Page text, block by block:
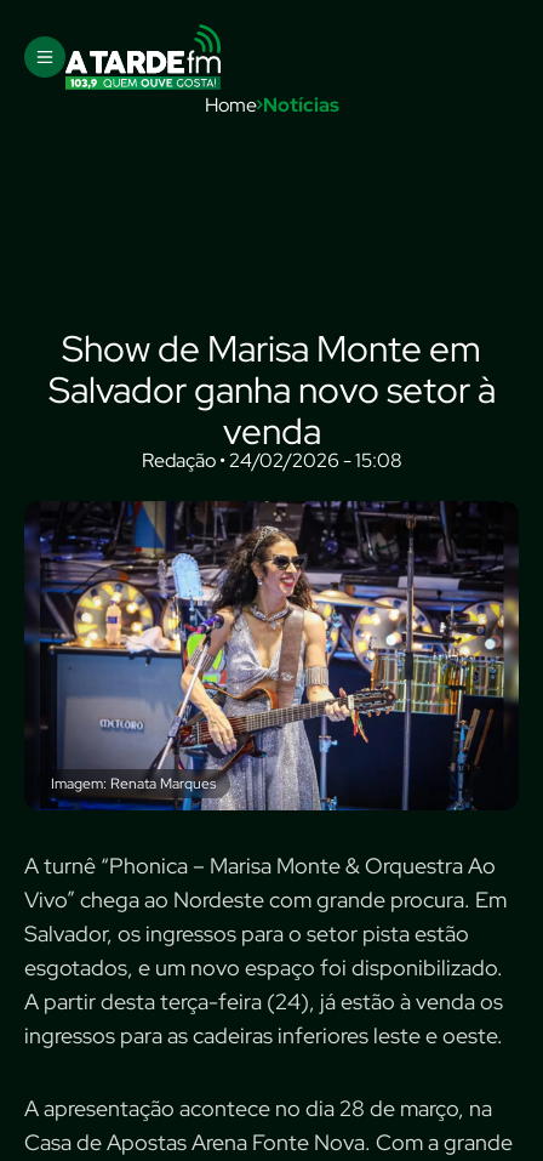
Home Notícias
Show de Marisa Monte em
Salvador ganha novo setor à
venda
Redação • 24/02/2026 - 15:08
Imagem: Renata Marques
A turnê “Phonica – Marisa Monte & Orquestra Ao
Vivo” chega ao Nordeste com grande procura. Em
Salvador, os ingressos para o setor pista estão
esgotados, e um novo espaço foi disponibilizado.
A partir desta terça-feira (24), já estão à venda os
ingressos para as cadeiras inferiores leste e oeste.
A apresentação acontece no dia 28 de março, na
Casa de Apostas Arena Fonte Nova. Com a grande